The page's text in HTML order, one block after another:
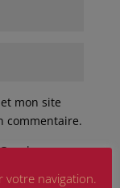
mon site
commentaire.
votre navigation.